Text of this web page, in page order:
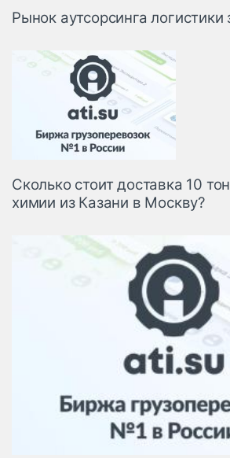
Рынок аутсорсинга
Сколько стоит доставка 10
химии из Казани в Москву?